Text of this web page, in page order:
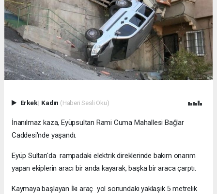
Erkek| Kadın (Haberi Sesli Oku)
İnanılmaz kaza, Eyüpsultan Rami Cuma Mahallesi Bağlar
Caddesi'nde yaşandı.
Eyüp Sultan'da rampadaki elektrik direklerinde bakım onarım
yapan ekiplerin aracı bir anda kayarak, başka bir araca çarptı.
Kaymaya başlayan İki araç yol sonundaki yaklaşık 5 metrelik